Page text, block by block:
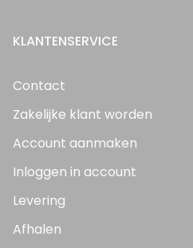
KLANTENSERVICE
Contact
Zakelijke klant worden
Account aanmaken
Inloggen in account
Levering
Afhalen